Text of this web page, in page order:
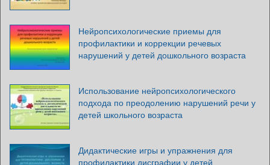
Нейропсихологические приемы для
профилактики и коррекции речевых
нарушений у детей дошкольного возраста
Использование нейропсихологического
подхода по преодолению нарушений речи у
детей школьного возраста
Дидактические игры и упражнения для
профилактики дисграфии у детей